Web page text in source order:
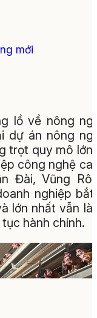
mới
lồ về nông
dự án nông
trọt quy mô lớn
công nghệ
Đài, Vũng
nghiệp
lớn nhất vẫn là
hành chính.